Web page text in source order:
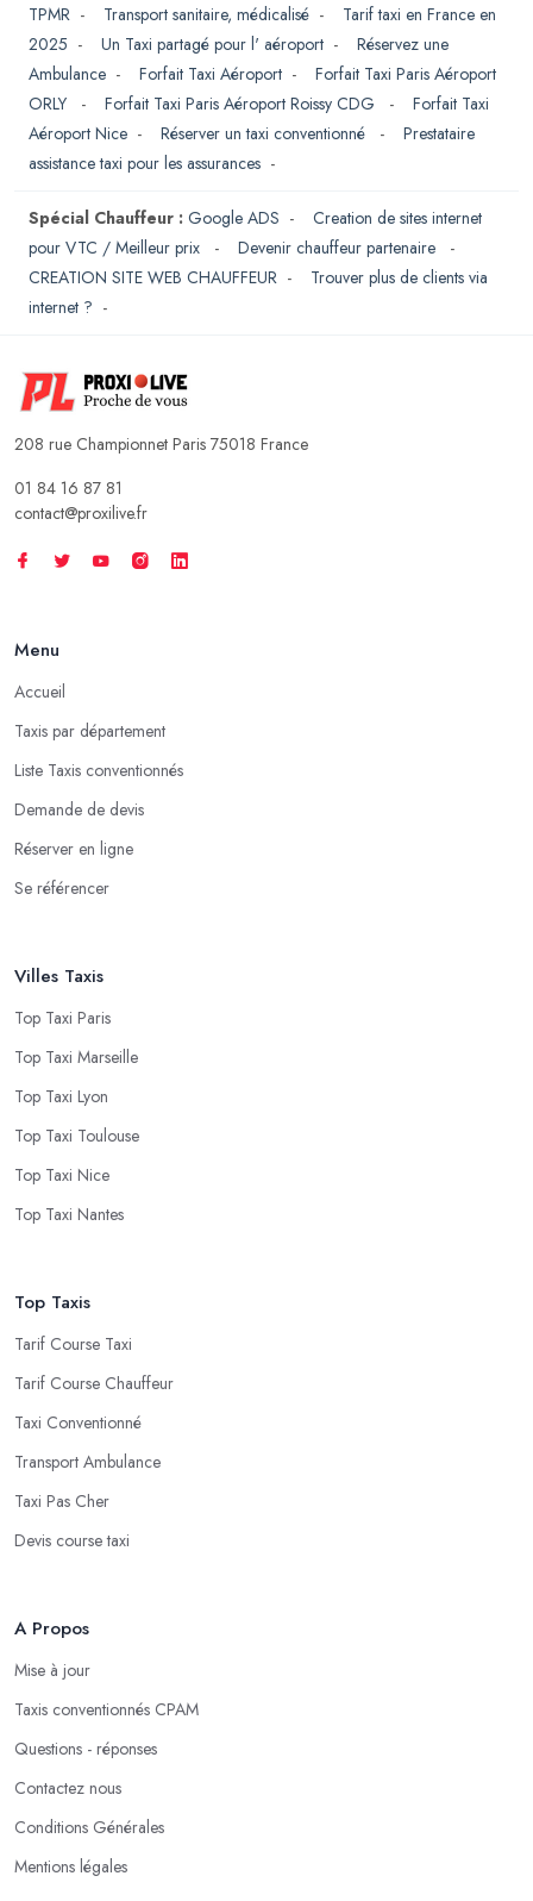
TPMR - Transport sanitaire, médicalisé - Tarif taxi en France en
2025 - Un Taxi partagé pour l' aéroport - Réservez une
Ambulance - Forfait Taxi Aéroport - Forfait Taxi Paris Aéroport
ORLY
- Forfait Taxi Paris Aéroport Roissy CDG - Forfait Taxi
Aéroport Nice - Réserver un taxi conventionné - Prestataire
assistance taxi pour les assurances -
Spécial Chauffeur : Google ADS - Creation de sites internet
pour VTC / Meilleur prix
- Devenir chauffeur partenaire
-
CREATION SITE WEB CHAUFFEUR - Trouver plus de clients via
internet ? -
208 rue Championnet Paris 75018 France
01 84 16 87 81
contact@proxilive.fr
Menu
Accueil
Taxis par département
Liste Taxis conventionnés
Demande de devis
Réserver en ligne
Se référencer
Villes Taxis
Top Taxi Paris
Top Taxi Marseille
Top Taxi Lyon
Top Taxi Toulouse
Top Taxi Nice
Top Taxi Nantes
Top Taxis
Tarif Course Taxi
Tarif Course Chauffeur
Taxi Conventionné
Transport Ambulance
Taxi Pas Cher
Devis course taxi
A Propos
Mise à jour
Taxis conventionnés CPAM
Questions - réponses
Contactez nous
Conditions Générales
Mentions légales